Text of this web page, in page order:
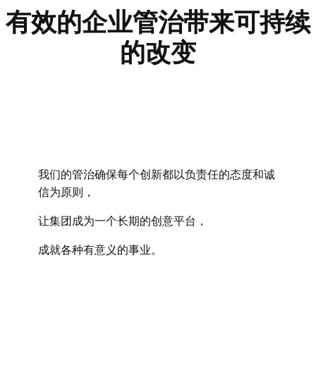
有效的企业管治带来可持续
的改变
我们的管治确保每个创新都以负责任的态度和诚
信为原则，
让集团成为一个长期的创意平台，
成就各种有意义的事业。